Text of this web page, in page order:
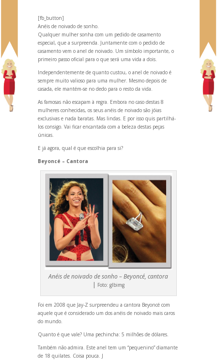
[fb_button]
Anéis de noivado de sonho.
Qualquer mulher sonha com um pedido de casamento
especial, que a surpreenda. Juntamente com o pedido de
casamento vem o anel de noivado. Um símbolo importante, o
primeiro passo oficial para o que será uma vida a dois.
Independentemente de quanto custou, o anel de noivado é
sempre muito valioso para uma mulher. Mesmo depois de
casada, ele mantém-se no dedo para o resto da vida.
As famosas não escapam à regra. Embora no caso destas 8
mulheres conhecidas, os seus anéis de noivado são jóias
exclusivas e nada baratas. Mas lindas. E por isso quis partilhá-
los consigo. Vai ficar encantada com a beleza destas peças
únicas.
E já agora, qual é que escolhia para si?
Beyoncé – Cantora
Anéis de noivado de sonho – Beyoncé, cantora
| Foto: glbimg
Foi em 2008 que Jay-Z surpreendeu a cantora Beyoncé com
aquele que é considerado um dos anéis de noivado mais caros
do mundo.
Quanto é que vale? Uma pechincha: 5 milhões de dólares.
Também não admira. Este anel tem um “pequenino” diamante
de 18 quilates. Coisa pouca. J